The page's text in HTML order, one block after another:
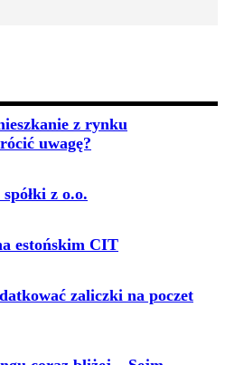
z rynku
uwagę?
z o.o.
estońskim CIT
zaliczki na poczet